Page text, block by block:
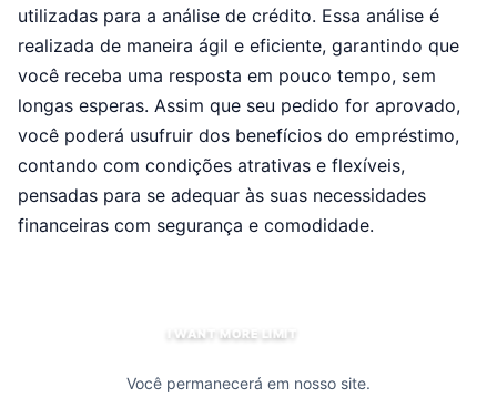
utilizadas para a análise de crédito. Essa análise é
realizada de maneira ágil e eficiente, garantindo que
você receba uma resposta em pouco tempo, sem
longas esperas. Assim que seu pedido for aprovado,
você poderá usufruir dos benefícios do empréstimo,
contando com condições atrativas e flexíveis,
pensadas para se adequar às suas necessidades
financeiras com segurança e comodidade.
I WANT MORE LIMIT
Você permanecerá em nosso site.